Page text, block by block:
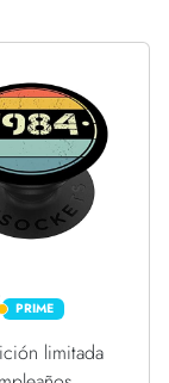
PRIME
PRIME
limitada